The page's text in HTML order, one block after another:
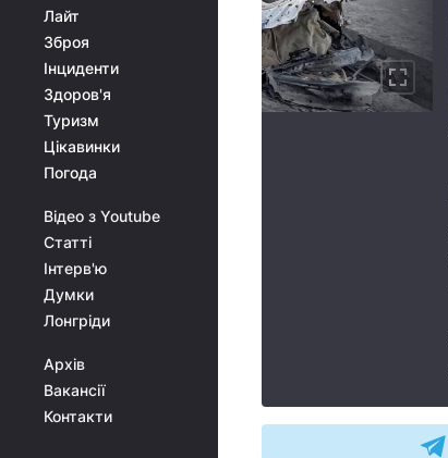
Лайт
Зброя
Інциденти
Здоров'я
Туризм
Цікавинки
Погода
Відео з Youtube
Статті
Інтерв'ю
Думки
Лонгріди
Архів
Вакансії
Контакти